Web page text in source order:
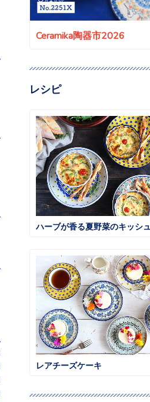
Ceramika陶器市2026
レシピ
ハーブが香る夏野菜のキッシュ
レアチーズケーキ